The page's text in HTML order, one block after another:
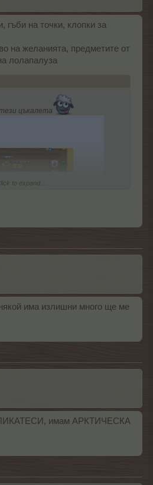
гъби на точки, клопки за
на желанията, предметите от
лолапалуза
цъкалета
to expand...
има излишни много ще ме
имам АРКТИЧЕСКА